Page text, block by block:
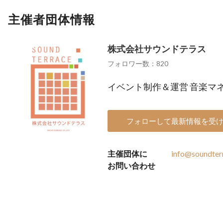
主催者団体情報
株式会社サウンドテラス
フォロワー数：820
イベント制作＆運営 音楽マ
フォローして最新情報を受
主催団体に
お問い合わせ